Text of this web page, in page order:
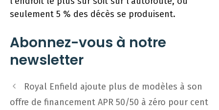
seulement 5 % des décès se produisent.
Abonnez-vous à notre
newsletter
Navigation
des
Royal Enfield ajoute plus de modèles à son
offre de financement APR 50/50 à zéro pour cent